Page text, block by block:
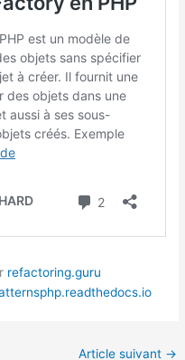
refactoring.guru
Article suivant →